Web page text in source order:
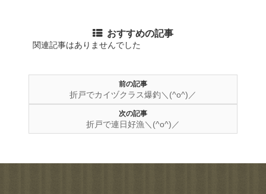
おすすめの記事
関連記事はありませんでした
前の記事
折戸でカイヅクラス爆釣＼(^o^)／
次の記事
折戸で連日好漁＼(^o^)／